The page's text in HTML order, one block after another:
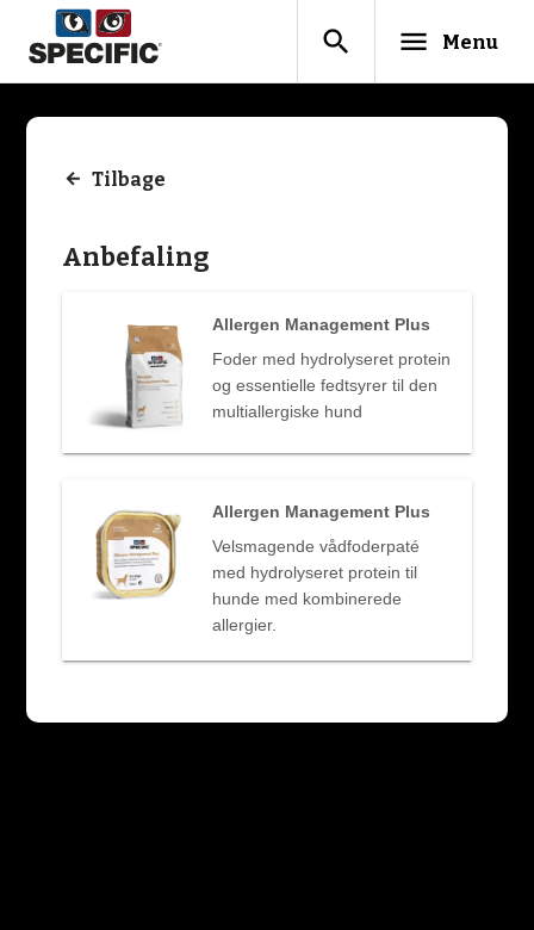
search menu Menu
Tilbage
Anbefaling
Allergen Management Plus
Foder med hydrolyseret protein
og essentielle fedtsyrer til den
multiallergiske hund
Allergen Management Plus
Velsmagende vådfoderpaté
med hydrolyseret protein til
hunde med kombinerede
allergier.